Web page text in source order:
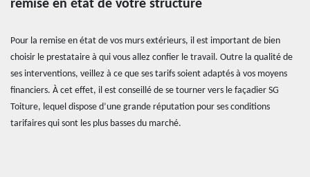
remise en état de votre structure
Pour la remise en état de vos murs extérieurs, il est important de bien
choisir le prestataire à qui vous allez confier le travail. Outre la qualité de
ses interventions, veillez à ce que ses tarifs soient adaptés à vos moyens
financiers. À cet effet, il est conseillé de se tourner vers le façadier SG
Toiture, lequel dispose d’une grande réputation pour ses conditions
tarifaires qui sont les plus basses du marché.